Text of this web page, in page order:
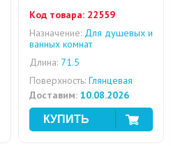
Код товара: 22559
Назначение: Для душевых и
ванных комнат
Длина: 71.5
Поверхность: Глянцевая
Доставим: 10.08.2026